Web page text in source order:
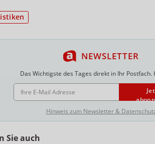
NEWSLETTER
Das Wichtigste des Tages direkt in Ihr Postfach.
E-MAIL ADRESSE
Hinweis zum Newsletter &
Sie auch